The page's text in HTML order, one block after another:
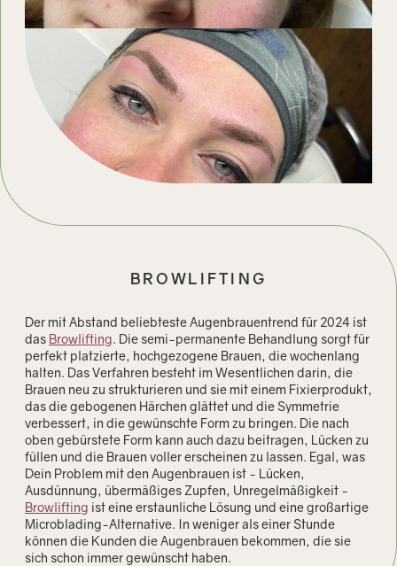
BROWLIFTING
Der mit Abstand beliebteste Augenbrauentrend für 2024 ist
das Browlifting. Die semi-permanente Behandlung sorgt für
perfekt platzierte, hochgezogene Brauen, die wochenlang
halten. Das Verfahren besteht im Wesentlichen darin, die
Brauen neu zu strukturieren und sie mit einem Fixierprodukt,
das die gebogenen Härchen glättet und die Symmetrie
verbessert, in die gewünschte Form zu bringen. Die nach
oben gebürstete Form kann auch dazu beitragen, Lücken zu
füllen und die Brauen voller erscheinen zu lassen. Egal, was
Dein Problem mit den Augenbrauen ist - Lücken,
Ausdünnung, übermäßiges Zupfen, Unregelmäßigkeit -
Browlifting ist eine erstaunliche Lösung und eine großartige
Microblading-Alternative. In weniger als einer Stunde
können die Kunden die Augenbrauen bekommen, die sie
sich schon immer gewünscht haben.